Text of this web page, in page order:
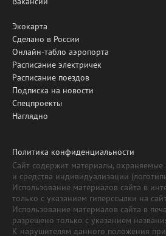
Экокарта
Сделано в России
Онлайн-табло аэропорта
Расписание электричек
Расписание поездов
Подписка на новости
Спецпроекты
Наглядно
Политика конфиденциальности
Сайт содержит материалы, охраняемые
и средства индивидуализации
Использование материалов сайта в
только с указанием гиперссылки на
Использование материалов сайта в
разрешено только с указанием
К нарушителям данного положения